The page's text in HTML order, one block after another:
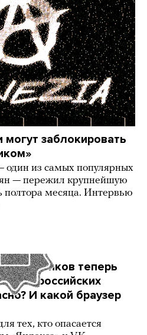
могут заблокировать
из самых популярных
— пережил крупнейшую
полтора месяца. Интервью
банков теперь
в российских
И какой браузер
тех, кто опасается